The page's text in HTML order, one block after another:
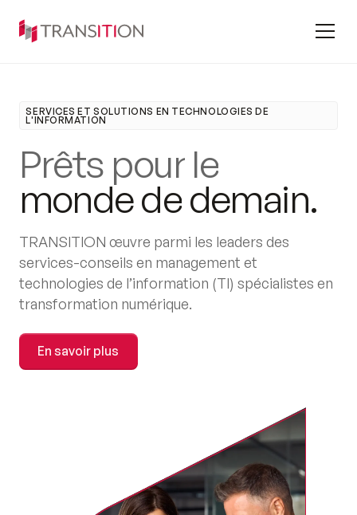
SERVICES ET SOLUTIONS EN TECHNOLOGIES DE
L'INFORMATION
Prêts pour le
mondededemain.
TRANSITION œuvre parmi les leaders des
services-conseils en management et
technologies de l’information (TI) spécialistes en
transformation numérique.
En savoir plus